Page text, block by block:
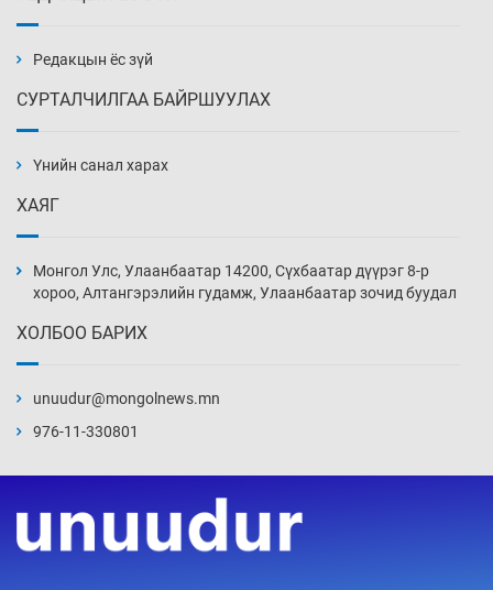
Өчигдөр 14 цаг 00 мин
нэмэгджээ
Өчигдөр 13 цаг 30 мин
Өчигдөр 13 цаг 00 мин
Өчигдөр 12 цаг 30 мин
Редакцын ёс зүй
СУРТАЛЧИЛГАА БАЙРШУУЛАХ
Үнийн санал харах
ХАЯГ
Монгол Улс, Улаанбаатар 14200, Сүхбаатар дүүрэг 8-р
хороо, Алтангэрэлийн гудамж, Улаанбаатар зочид буудал
ХОЛБОО БАРИХ
unuudur@mongolnews.mn
976-11-330801